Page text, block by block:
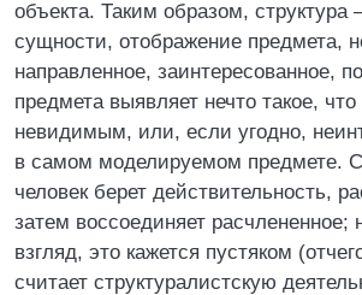
объекта. Таким образом, структура
сущности, отображение предмета,
направленное, заинтересованное,
предмета выявляет нечто такое, что
невидимым, или, если угодно,
в самом моделируемом предмете.
человек берет действительность,
затем воссоединяет расчлененное;
взгляд, это кажется пустяком
считает структуралистскую